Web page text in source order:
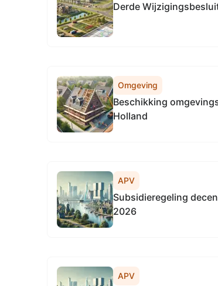
Derde
Omgeving
Beschikking
Holland
APV
Subsidieregeling
2026
APV